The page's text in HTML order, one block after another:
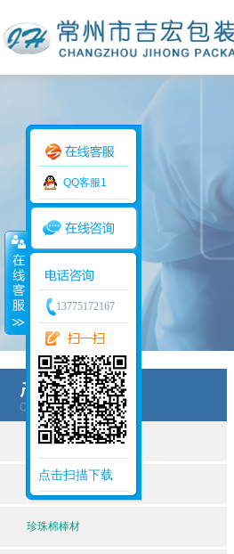
泡沫棒
地暧保温管
珍珠棉棒材
QQ客服1
13775172167
点击扫描下载